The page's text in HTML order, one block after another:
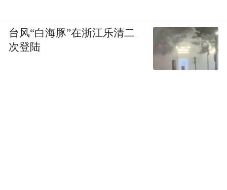
台风“白海豚”在浙江乐清二
次登陆